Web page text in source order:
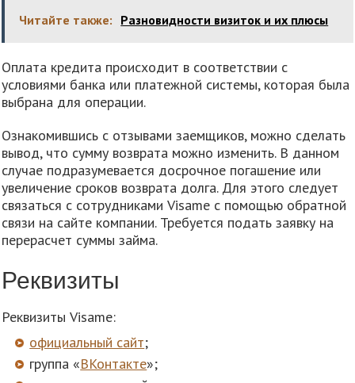
Читайте также: Разновидности визиток и их плюсы
Оплата кредита происходит в соответствии с
условиями банка или платежной системы, которая была
выбрана для операции.
Ознакомившись с отзывами заемщиков, можно сделать
вывод, что сумму возврата можно изменить. В данном
случае подразумевается досрочное погашение или
увеличение сроков возврата долга. Для этого следует
связаться с сотрудниками Visame с помощью обратной
связи на сайте компании. Требуется подать заявку на
перерасчет суммы займа.
Реквизиты
Реквизиты Visame:
официальный сайт;
группа «ВКонтакте»;